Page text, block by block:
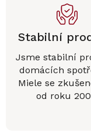
Stabilní
Jsme stabilní
domácích
Miele se
od roku